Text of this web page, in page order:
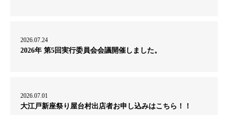
2026.07.24
2026年 第5回実行委員会会議開催しました。
2026.07.01
大江戸新座祭り屋台村出店者お申し込みはこちら！！